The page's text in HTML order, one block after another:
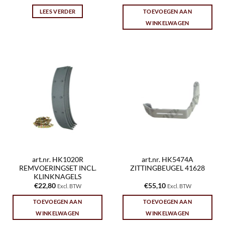
LEES VERDER
TOEVOEGEN AAN
WINKELWAGEN
art.nr. HK1020R
REMVOERINGSET INCL.
KLINKNAGELS
€22,80 Excl. BTW
TOEVOEGEN AAN
WINKELWAGEN
art.nr. HK5474A
ZITTINGBEUGEL 41628
€55,10 Excl. BTW
TOEVOEGEN AAN
WINKELWAGEN